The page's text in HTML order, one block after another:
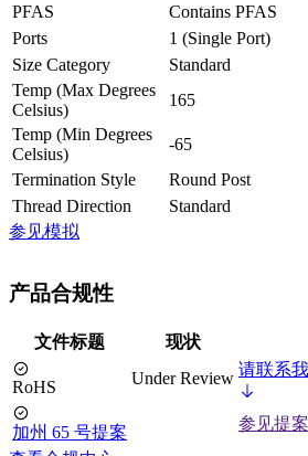
PFAS
Contains PFAS
Ports
1 (Single Port)
Size Category
Standard
Temp (Max Degrees
Celsius)
165
Temp (Min Degrees
Celsius)
-65
Termination Style
Round Post
Thread Direction
Standard
参见模拟
产品合规性
文件标题 现状
RoHS Under Review 请联系
加州 65 号提案
参见提